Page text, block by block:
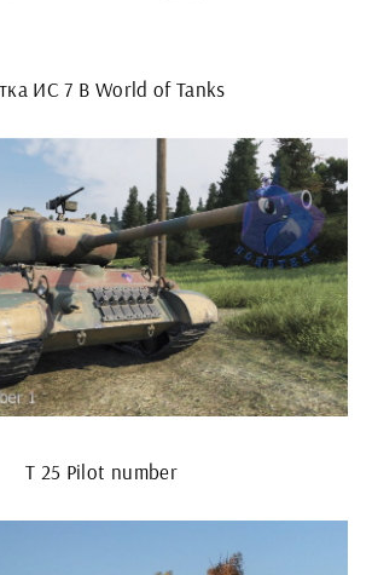
ИС 7 В World of Tanks
Т 25 Pilot number